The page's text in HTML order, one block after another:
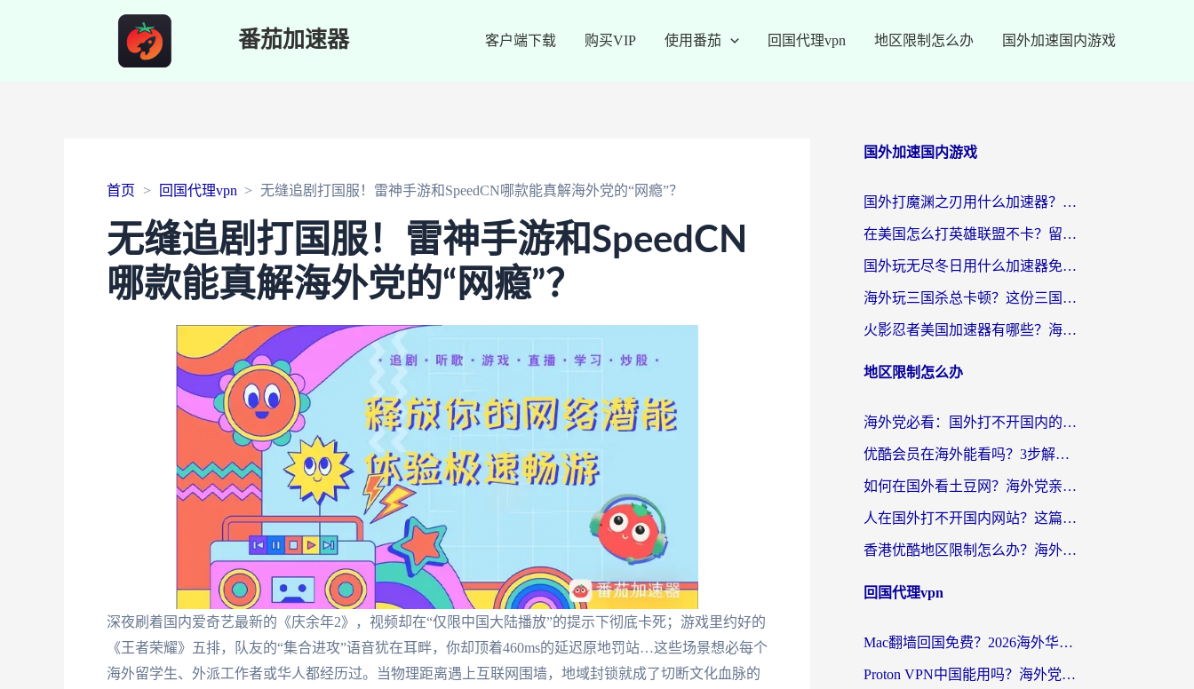
番茄加速器 客户端下载 购买VIP 使用番茄 回国代理vpn 地区限制怎么办 国外加速国内游戏
首页 回国代理vpn 无缝追剧打国服！雷神手游和SpeedCN哪款能真解海外党的“网瘾”？
无缝追剧打国服！雷神手游和SpeedCN
哪款能真解海外党的“网瘾”？
深夜刷着国内爱奇艺最新的《庆余年2》，视频却在“仅限中国大陆播放”的提示下彻底卡死；游戏里约好的
《王者荣耀》五排，队友的“集合进攻”语音犹在耳畔，你却顶着460ms的延迟原地罚站…这些场景想必每个
海外留学生、外派工作者或华人都经历过。当物理距离遇上互联网围墙，地域封锁就成了切断文化血脉的
国外加速国内游戏
国外打魔渊之刃用什么加速器？2026海外玩家国服游戏加速全攻略（附闪耀暖暖&复苏的魔女避坑指南）
在美国怎么打英雄联盟不卡？留学生亲测的国服游戏加速全攻略
国外玩无尽冬日用什么加速器免费？海外党国服游戏加速避坑指南
海外玩三国杀总卡顿？这份三国杀游戏加速器指南帮你告别延迟烦恼
火影忍者美国加速器有哪些？海外党亲测的国服游戏加速全攻略（含菲律宾玩三国之刃守望黎明技巧）
地区限制怎么办
海外党必看：国外打不开国内的app怎么办？3步解决你的乡愁
优酷会员在海外能看吗？3步解决海外追剧难题，附实测好用加速器推荐
如何在国外看土豆网？海外党亲测有效的追剧加速器选择指南
人在国外打不开国内网站？这篇攻略帮你无缝解锁国内资源（附交管12123使用技巧）
香港优酷地区限制怎么办？海外党亲测有效的追剧解决方案
回国代理vpn
Mac翻墙回国免费？2026海外华人亲测：从CCTV5直播到国内APP，这样选加速器才靠谱
Proton VPN中国能用吗？海外党选回国加速器的避坑指南（附番茄加速器实测）